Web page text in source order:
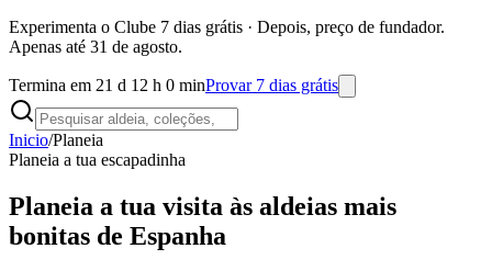
Experimenta o Clube 7 dias grátis · Depois, preço de fundador.
Apenas até 31 de agosto.
Termina em 21 d 12 h 0 minProvar 7 dias grátis
Inicio/Planeia
Planeia a tua escapadinha
Planeia a tua visita às aldeias mais
bonitas de Espanha